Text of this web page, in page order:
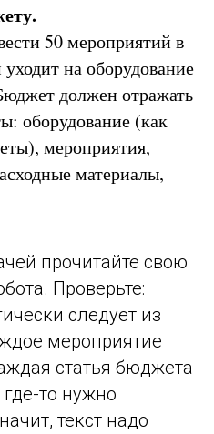
50 мероприятий в
на оборудование
должен отражать
оборудование (как
мероприятия,
материалы,
прочитайте свою
Проверьте:
следует из
мероприятие
статья бюджета
то нужно
текст надо